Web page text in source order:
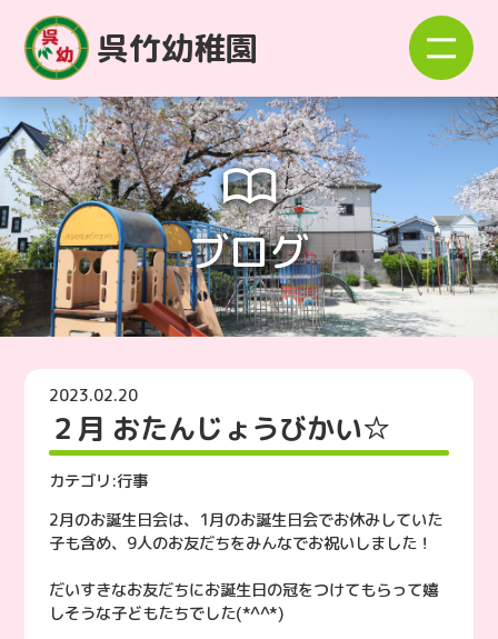
呉竹幼稚園
ブログ
2023.02.20
２月 おたんじょうびかい☆
カテゴリ:行事
2月のお誕生日会は、1月のお誕生日会でお休みしていた
子も含め、9人のお友だちをみんなでお祝いしました！
だいすきなお友だちにお誕生日の冠をつけてもらって嬉
しそうな子どもたちでした(*^^*)